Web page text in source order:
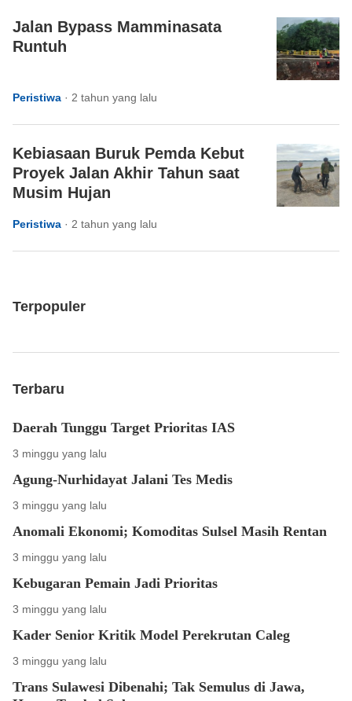
Jalan Bypass Mamminasata
Runtuh
Peristiwa · 2 tahun yang lalu
Kebiasaan Buruk Pemda Kebut
Proyek Jalan Akhir Tahun saat
Musim Hujan
Peristiwa · 2 tahun yang lalu
Terpopuler
Terbaru
Daerah Tunggu Target Prioritas IAS
3 minggu yang lalu
Agung-Nurhidayat Jalani Tes Medis
3 minggu yang lalu
Anomali Ekonomi; Komoditas Sulsel Masih Rentan
3 minggu yang lalu
Kebugaran Pemain Jadi Prioritas
3 minggu yang lalu
Kader Senior Kritik Model Perekrutan Caleg
3 minggu yang lalu
Trans Sulawesi Dibenahi; Tak Semulus di Jawa,